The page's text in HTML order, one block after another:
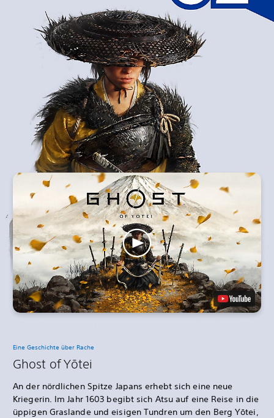
Eine Geschichte über Rache
Ghost of Yōtei
An der nördlichen Spitze Japans erhebt sich eine neue
Kriegerin. Im Jahr 1603 begibt sich Atsu auf eine Reise in die
üppigen Graslande und eisigen Tundren um den Berg Yōtei,